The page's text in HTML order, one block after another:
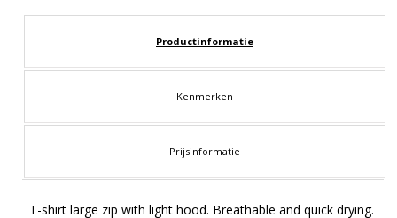
Productinformatie
Kenmerken
Prijsinformatie
T-shirt large zip with light hood. Breathable and quick drying.